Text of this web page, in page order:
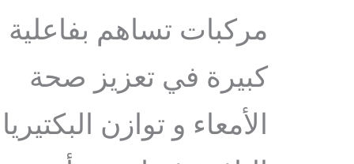
مركبات تساهم بفاعلية
كبيرة في تعزيز صحة
الأمعاء و توازن البكتيريا